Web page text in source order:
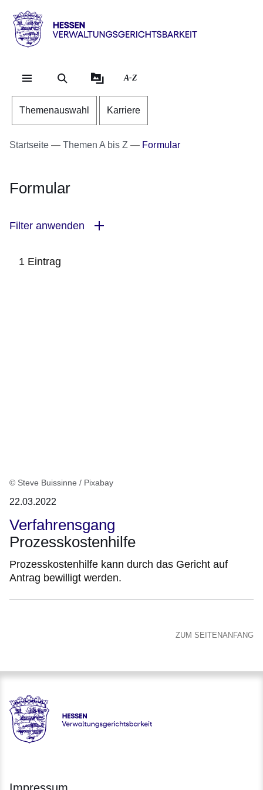
Direkt zum Kopf der
Direkt zum Inhalt
Direkt zum Fuß der
Hessen
Verwaltungsgerichtsbarkeit
A-Z
Themenauswahl Karriere
Startseite Themen A bis Z Formular
Formular
Filter anwenden
1 Eintrag
© Steve Buissinne / Pixabay
22.03.2022
Verfahrensgang
Prozesskostenhilfe
Prozesskostenhilfe kann durch das Gericht auf
Antrag bewilligt werden.
ZUM SEITENANFANG
Hessen - Verwaltungsgerichtsbarkeit Hessen